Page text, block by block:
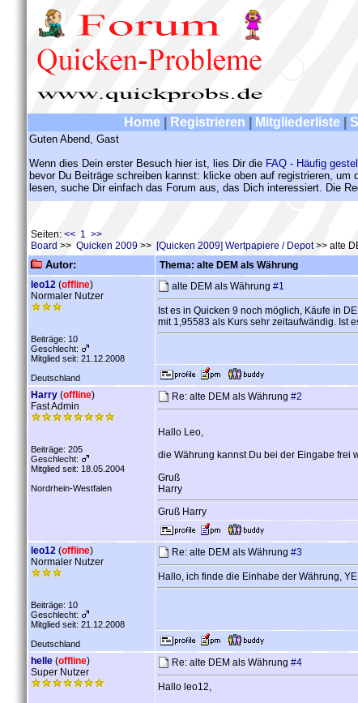
Home Registrieren Mitgliederliste
Guten Abend, Gast
Wenn dies Dein erster Besuch hier ist, lies Dir die FAQ - Häufig
bevor Du Beiträge schreiben kannst: klicke oben auf registrieren,
lesen, suche Dir einfach das Forum aus, das Dich interessiert. Die
Seiten: << 1 >>
Board >> Quicken 2009 >> [Quicken 2009] Wertpapiere / Depot>> alte
Autor:
Thema: alte DEM als Währung
leo12 (offline)
Normaler Nutzer
Beiträge: 10
Geschlecht:
Mitglied seit: 21.12.2008
Deutschland
alte DEM als Währung #1
Ist es in Quicken 9 noch möglich, Käufe in
mit 1,95583 als Kurs sehr zeitaufwändig. Ist
Harry (offline)
Fast Admin
Beiträge: 205
Geschlecht:
Mitglied seit: 18.05.2004
Nordrhein-Westfalen
Re: alte DEM als Währung #2
Hallo Leo,
die Währung kannst Du bei der Eingabe frei
Gruß
Harry
Gruß Harry
leo12 (offline)
Normaler Nutzer
Beiträge: 10
Geschlecht:
Mitglied seit: 21.12.2008
Deutschland
Re: alte DEM als Währung #3
Hallo, ich finde die Einhabe der Währung,
helle (offline)
Super Nutzer
Re: alte DEM als Währung #4
Hallo leo12,